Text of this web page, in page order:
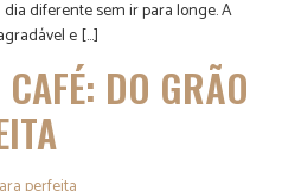
diferente sem ir para longe. A
e […]
DO GRÃO